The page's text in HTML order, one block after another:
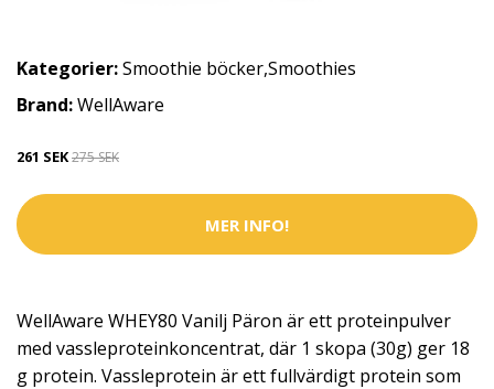
Kategorier:Smoothie böcker,Smoothies
Brand:WellAware
261 SEK275 SEK
MER INFO!
WellAware WHEY80 Vanilj Päron är ett proteinpulver
med vassleproteinkoncentrat, där 1 skopa (30g) ger 18
g protein. Vassleprotein är ett fullvärdigt protein som